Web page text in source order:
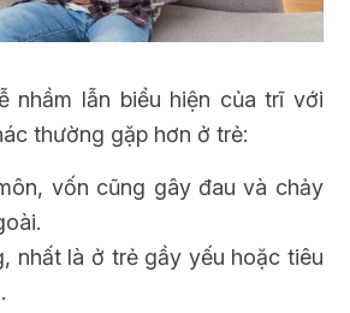
nhầm lẫn biểu hiện của trĩ với
thường gặp hơn ở trẻ:
vốn cũng gây đau và chảy
nhất là ở trẻ gầy yếu hoặc tiêu